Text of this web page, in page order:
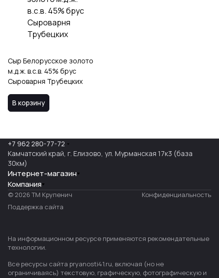
Сыр Белорусское золото
м.д.ж. в.с.в. 45% брус
Сыроварня Трубецких
В корзину
+7 962 280-77-72
Камчатский край, г. Елизово, ул. Мурманская 17к3 (база
30км)
Интернет-магазин
Компания
© 2026 ТМ Крупенич
Конфиденциальность
Поддержка сайта
На информационном ресурсе применяются рекомендательные
технологии.
Все ресурсы сайта pryanosti41.ru, включая (но не
ограничиваясь) текстовую, графическую, фотографическую и